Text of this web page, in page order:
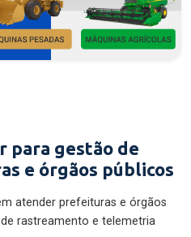
para gestão de
e órgãos públicos
atender prefeituras e órgãos
rastreamento e telemetria